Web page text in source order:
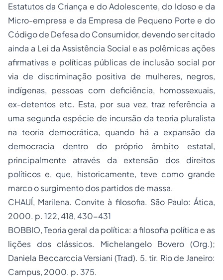
Estatutos da Criança e do Adolescente, do Idoso e da
Micro-empresa e da Empresa de Pequeno Porte e do
Código de Defesa do Consumidor, devendo ser citado
ainda a Lei da Assistência Social e as polêmicas ações
afirmativas e políticas públicas de inclusão social por
via de discriminação positiva de mulheres, negros,
indígenas, pessoas com deficiência, homossexuais,
ex-detentos etc. Esta, por sua vez, traz referência a
uma segunda espécie de incursão da teoria pluralista
na teoria democrática, quando há a expansão da
democracia dentro do próprio âmbito estatal,
principalmente através da extensão dos direitos
políticos e, que, historicamente, teve como grande
marco o surgimento dos partidos de massa.
CHAUÍ, Marilena. Convite à filosofia. São Paulo: Ática,
2000. p. 122, 418, 430-431
BOBBIO,Teoria geral da política: a filosofia política e as
lições dos clássicos. Michelangelo Bovero (Org.);
Daniela Beccarccia Versiani (Trad). 5. tir. Rio de Janeiro:
Campus, 2000. p. 375.